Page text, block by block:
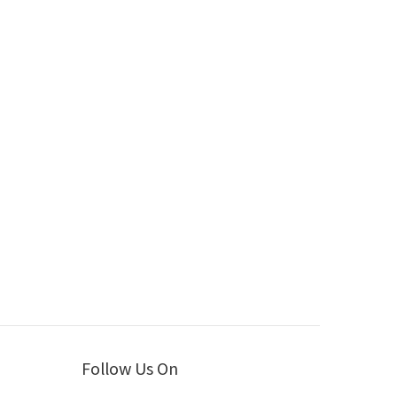
Follow Us On